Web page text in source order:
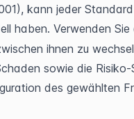
kann jeder
haben. Verwenden Sie
ihnen zu
sowie die
des gewählten